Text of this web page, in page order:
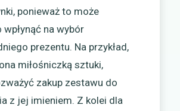
ponieważ to może
wpłynąć na wybór
prezentu. Na przykład,
miłośniczką sztuki,
zakup zestawu do
z jej imieniem. Z kolei dla